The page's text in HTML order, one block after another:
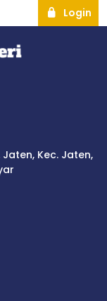
Login
Kec. Jaten,